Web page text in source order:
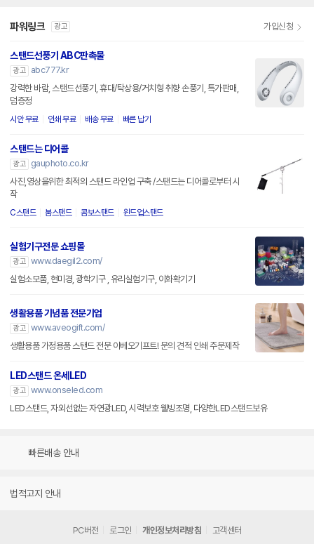
파워링크 광고 가입신청
스탠드선풍기 ABC판촉물
광고
abc777.kr
강력한 바람, 스탠드선풍기, 휴대/탁상용/거치형 취향 손풍기, 특가판매,
덤증정
시안 무료 인쇄 무료 배송 무료 빠른 납기
스탠드는 디어콜
광고
gauphoto.co.kr
사진,영상을위한 최적의 스탠드 라인업 구축 /스탠드는 디어콜로부터 시
작
C스탠드 붐스탠드 콤보스탠드 윈드업스탠드
실험기구전문 쇼핑몰
광고 www.daegil2.com/
실험소모품, 현미경, 광학기구 , 유리실험기구, 이화확기기
생활용품 기념품 전문기업
광고 www.aveogift.com/
생활용품 가정용품 스탠드 전문 아베오기프트! 문의 견적 인쇄 주문제작
LED스탠드 온세LED
광고 www.onseled.com
LED스탠드, 자외선없는 자연광LED, 시력보호 웰빙조명, 다양한LED스탠드보유
빠른배송 안내
법적고지 안내
PC버전 로그인 개인정보처리방침 고객센터